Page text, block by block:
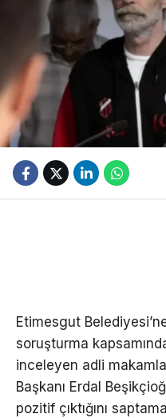
Etimesgut
soruşturma
inceleyen adli
Başkanı Erdal
pozitif çıktığını